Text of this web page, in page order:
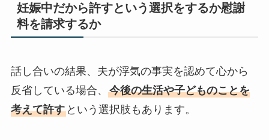
妊娠中だから許すという選択をするか慰謝
料を請求するか
話し合いの結果、夫が浮気の事実を認めて心から
反省している場合、 今後の生活や子どものことを
考えて許すという選択肢もあります。